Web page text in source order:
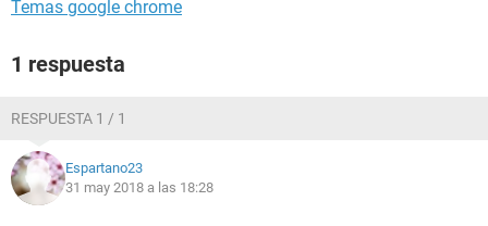
Temas google chrome
1 respuesta
RESPUESTA 1 / 1
Espartano23
31 may 2018 a las 18:28